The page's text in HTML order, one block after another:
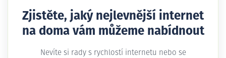
Zjistěte, jaký nejlevnější internet
na doma vám můžeme nabídnout
Nevíte si rady s rychlostí internetu nebo se